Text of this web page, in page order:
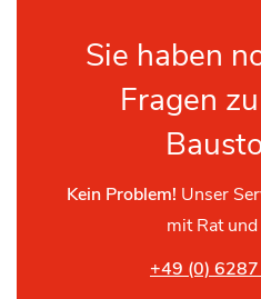
Sie haben
Fragen
Kein Problem! Unser
mit Rat
+49 (0)